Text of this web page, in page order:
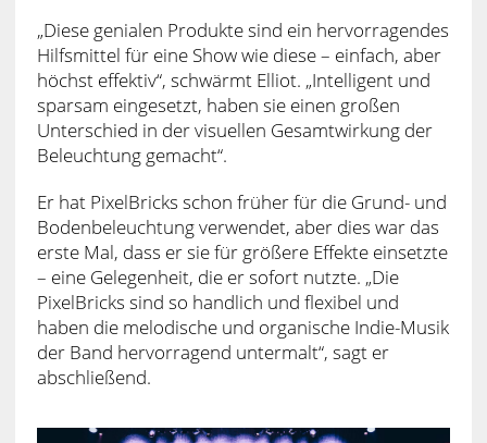
„Diese genialen Produkte sind ein hervorragendes
Hilfsmittel für eine Show wie diese – einfach, aber
höchst effektiv“, schwärmt Elliot. „Intelligent und
sparsam eingesetzt, haben sie einen großen
Unterschied in der visuellen Gesamtwirkung der
Beleuchtung gemacht“.
Er hat PixelBricks schon früher für die Grund- und
Bodenbeleuchtung verwendet, aber dies war das
erste Mal, dass er sie für größere Effekte einsetzte
– eine Gelegenheit, die er sofort nutzte. „Die
PixelBricks sind so handlich und flexibel und
haben die melodische und organische Indie-Musik
der Band hervorragend untermalt“, sagt er
abschließend.